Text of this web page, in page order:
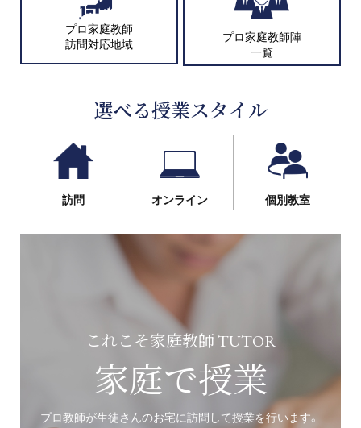
プロ家庭教師
訪問対応地域
プロ家庭教師陣
一覧
選べる授業スタイル
訪問 オンライン 個別教室
これこそ家庭教師 TUTOR
家庭で授業
プロ教師が生徒さんのお宅に訪問して授業を行います。